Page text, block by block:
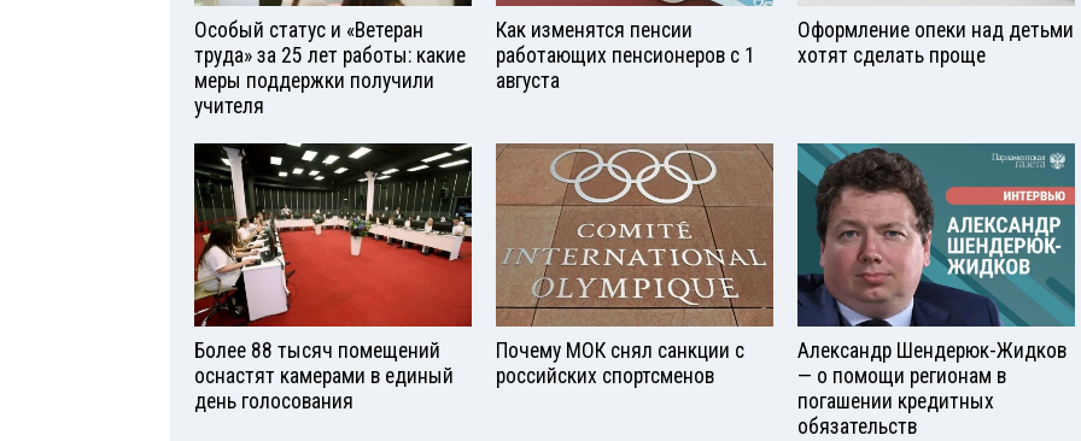
Особый статус и «Ветеран
труда» за 25 лет работы: какие
меры поддержки получили
учителя
Как изменятся пенсии
работающих пенсионеров с 1
августа
Оформление опеки над детьми
хотят сделать проще
Более 88 тысяч помещений
оснастят камерами в единый
день голосования
Почему МОК снял санкции с
российских спортсменов
Александр Шендерюк-Жидков
— о помощи регионам в
погашении кредитных
обязательств